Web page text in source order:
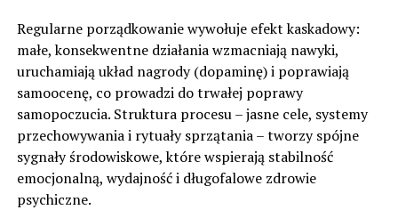
Regularne porządkowanie wywołuje efekt kaskadowy:
małe, konsekwentne działania wzmacniają nawyki,
uruchamiają układ nagrody (dopaminę) i poprawiają
samoocenę, co prowadzi do trwałej poprawy
samopoczucia. Struktura procesu – jasne cele, systemy
przechowywania i rytuały sprzątania – tworzy spójne
sygnały środowiskowe, które wspierają stabilność
emocjonalną, wydajność i długofalowe zdrowie
psychiczne.